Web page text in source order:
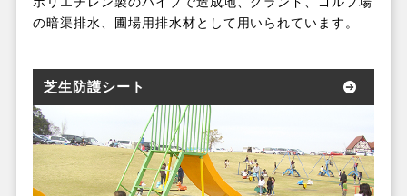
の暗渠排水、圃場用排水材として用いられています。
芝生防護シート